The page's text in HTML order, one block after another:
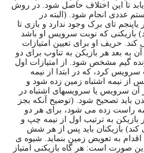
تا این اختلاف حاصل شود. در روش
عددی انجام شود. (البته در
تای برک وجود ندارد و بازی تا
بازیکنی که نوبت سرویس او باشد
حریف او برای تعیین امتیازات
بعد هر بازیکن به تناوب برای دو
گیم مشخص شود. از امتیازات اول
کرد، که در ابتدا از نیمه
نیمه اشتباه زمین زده شود و
آن سرویس یا سرویسهای اشتباه در
تصحیح شود. (توضیح آنکه بجز
راست زده می شود، برای هر دو
بازیکن به ترتیب اول از نیمه چپ و
بازیکنان باید پس از هر شش
اقدام به تعویض زمین بنماید. شیوه ی
صورت است: هر گاه بازیکنی امتیاز